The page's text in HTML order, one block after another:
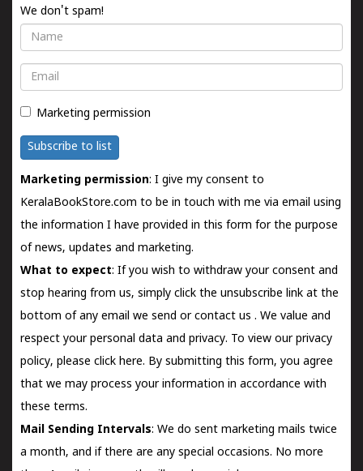
We don't spam!
Name
Email
Marketing permission
Subscribe to list
Marketing permission: I give my consent to
KeralaBookStore.com to be in touch with me via email using
the information I have provided in this form for the purpose
of news, updates and marketing.
What to expect: If you wish to withdraw your consent and
stop hearing from us, simply click the unsubscribe link at the
bottom of any email we send orcontact us . We value and
respect your personal data and privacy. To view our privacy
policy, please click here. By submitting this form, you agree
that we may process your information in accordance with
these terms.
Mail Sending Intervals: We do sent marketing mails twice
a month, and if there are any special occasions. No more